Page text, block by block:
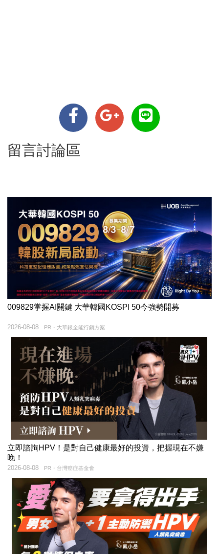
留言討論區
009829掌握AI關鍵 大華韓國KOSPI 50今強勢開募
PR・大華銀全能行銷方案
2026-08-08
立即諮詢HPV！是對自己健康最好的投資，把握現在不嫌
晚！
PR・台灣癌症基金會
2026-08-08